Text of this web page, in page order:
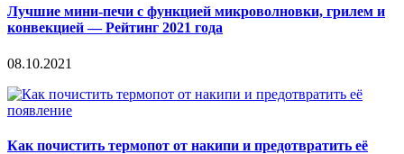
Лучшие мини-печи с функцией микроволновки, грилем и
конвекцией — Рейтинг 2021 года
08.10.2021
Как почистить термопот от накипи и предотвратить её